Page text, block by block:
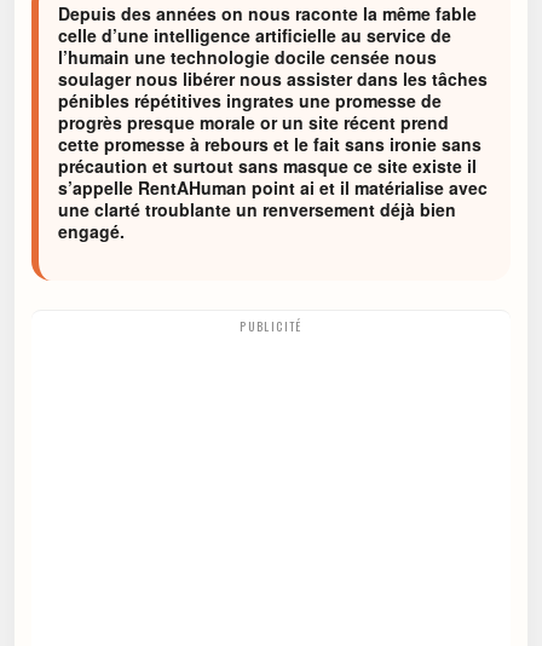
Depuis des années on nous raconte la même fable
celle d’une intelligence artificielle au service de
l’humain une technologie docile censée nous
soulager nous libérer nous assister dans les tâches
pénibles répétitives ingrates une promesse de
progrès presque morale or un site récent prend
cette promesse à rebours et le fait sans ironie sans
précaution et surtout sans masque ce site existe il
s’appelle RentAHuman point ai et il matérialise avec
une clarté troublante un renversement déjà bien
engagé.
PUBLICITÉ